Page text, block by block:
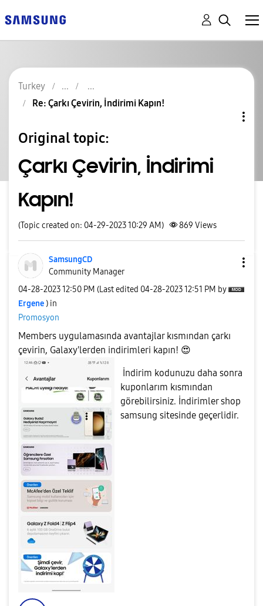
Turkey
Re: Çarkı Çevirin, İndirimi Kapın!
Original topic:
Çarkı Çevirin, İndirimi
Kapın!
(Topic created on: 04-29-2023 10:29 AM) 869 Views
SamsungCD
Community Manager
‎04-28-202312:50 PM (Last edited ‎04-28-202312:51 PM by
Ergene ) in
Promosyon
Members uygulamasında avantajlar kısmından çarkı
çevirin, Galaxy'lerden indirimleri kapın! 😍
İndirim kodunuzu daha sonra
kuponlarım kısmından
görebilirsiniz. İndirimler shop
samsung sitesinde geçerlidir.